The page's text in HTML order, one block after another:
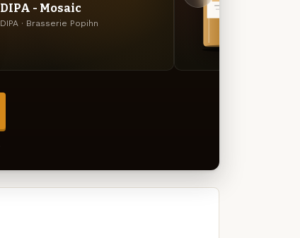
DIPA - Mosaic
DIPA · Brasserie Popihn